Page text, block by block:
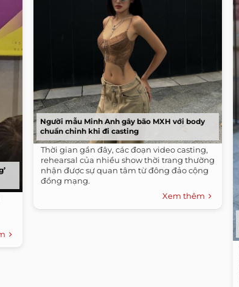
Người mẫu Minh Anh gây bão MXH với body
chuẩn chỉnh khi đi casting
Thời gian gần đây, các đoạn video casting,
rehearsal của nhiều show thời trang thường
nhận được sự quan tâm từ đông đảo cộng
đồng mạng.
Xem thêm